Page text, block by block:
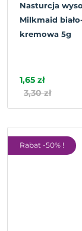
Nasturcja
Milkmaid
kremowa 5g
1,65 zł
3,30 zł
Rabat -50% !